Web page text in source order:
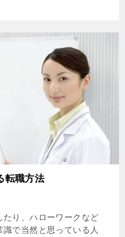
転職方法
り、ハローワークなど
で当然と思っている人